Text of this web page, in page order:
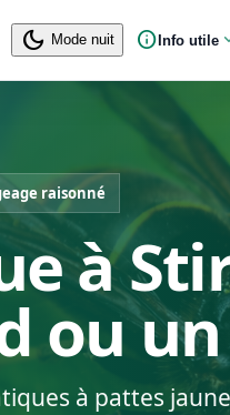
dark_mode Mode nuit infoInfo utile
raisonné
à
ou
à pattes